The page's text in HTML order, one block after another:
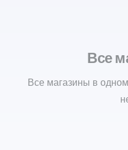
Все
Все магазины в